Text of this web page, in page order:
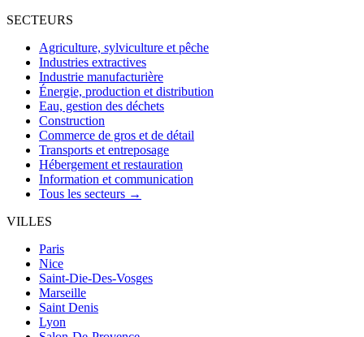
SECTEURS
Agriculture, sylviculture et pêche
Industries extractives
Industrie manufacturière
Énergie, production et distribution
Eau, gestion des déchets
Construction
Commerce de gros et de détail
Transports et entreposage
Hébergement et restauration
Information et communication
Tous les secteurs →
VILLES
Paris
Nice
Saint-Die-Des-Vosges
Marseille
Saint Denis
Lyon